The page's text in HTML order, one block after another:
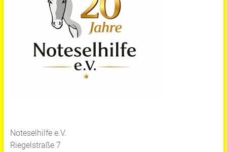
Noteselhilfe e.V.
Riegelstraße 7